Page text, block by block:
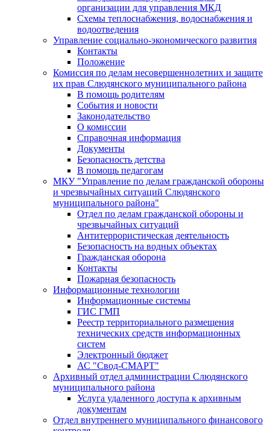
организации для управления МКД
Схемы теплоснабжения, водоснабжения и
водоотведения
Управление социально-экономического развития
Контакты
Положение
Комиссия по делам несовершеннолетних и защите
их прав Слюдянского муниципального района
В помощь родителям
События и новости
Законодательство
О комиссии
Справочная информация
Документы
Безопасность детства
В помощь педагогам
МКУ "Управление по делам гражданской обороны
и чрезвычайных ситуаций Слюдянского
муниципального района"
Отдел по делам гражданской обороны и
чрезвычайных ситуаций
Антитеррористическая деятельность
Безопасность на водных объектах
Гражданская оборона
Контакты
Пожарная безопасность
Информационные технологии
Информационные системы
ГИС ГМП
Реестр территориального размещения
технических средств информационных
систем
Электронный бюджет
АС "Свод-СМАРТ"
Архивный отдел администрации Слюдянского
муниципального района
Услуга удаленного доступа к архивным
документам
Отдел внутреннего муниципального финансового